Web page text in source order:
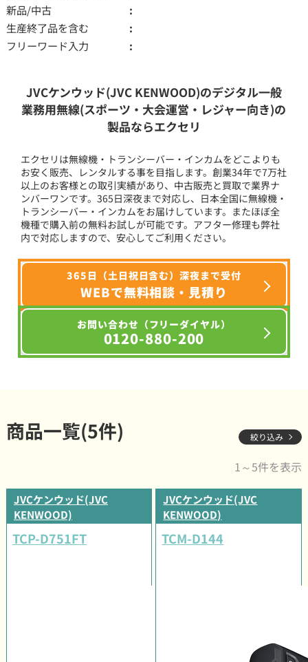
新品/中古
生産終了品を含む
フリーワード入力
JVCケンウッド(JVC KENWOOD)のデジタル一般
業務用無線(スポーツ・大会運営・レジャー向き)の
製品ならエクセリ
エクセリは無線機・トランシーバー・インカムをどこよりも
お安く販売、レンタルする事を目指します。創業34年で7万社
以上のお客様との取引実績があり、中古販売と買取で業界ナ
ンバーワンです。365日深夜まで対応し、日本全国に無線機・
トランシーバー・インカムをお届けしています。またほぼ全
機種で購入前の無料お試しが可能です。アフター修理も弊社
内で対応しますので、安心してご利用ください。
365日（土日祝日含む）深夜まで受付
WEBで無料相談・見積り
お問い合わせ（フリーダイヤル）
0120-880-200
商品一覧(5件) 絞り込み
1～5件を表示
JVCケンウッド(JVC
KENWOOD)
TCP-D751FT
JVCケンウッド(JVC
KENWOOD)
TCM-D144